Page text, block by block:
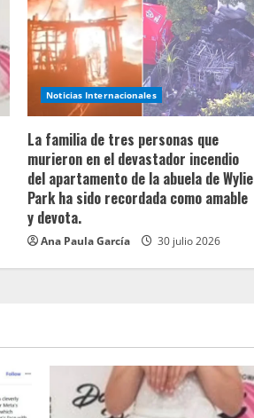
Noticias Internacionales
La familia de tres personas que
murieron en el devastador incendio
del apartamento de la abuela de Wylie
Park ha sido recordada como amable
y devota.
Ana Paula García 30 julio 2026